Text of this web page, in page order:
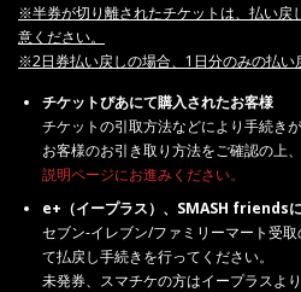
※半券が切り離されたチケットは、払い戻
意ください。
※2日券払い戻しの場合、1日分のみの払い
チケットぴあにて購入されたお客様
チケットの引取方法などにより手続きが
お客様のお引き取り方法をご確認の上、
説明ページにお進みください。
e+ （イープラス）、 SMASH friends
セブン-イレブン/ファミリーマート受
て払戻し手続きを行ってください。
未発券、スマチケの方はイープラスよ